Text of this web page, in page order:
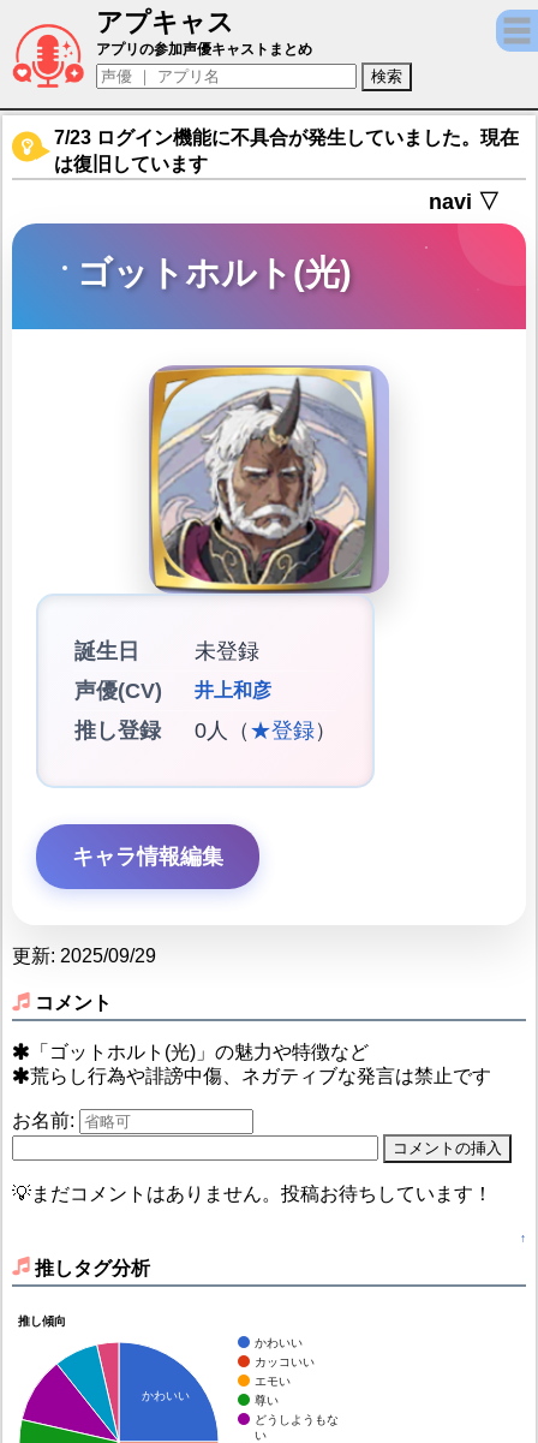
アプキャス
ゴットホルト(光)（声優：井上和彦)【ファ
アプリの参加声優キャストまとめ
7/23 ログイン機能に不具合が発生していました。現在
は復旧しています
navi ▽
ゴットホルト(光)
誕生日
未登録
声優(CV)
井上和彦
推し登録 0人（ ★登録）
キャラ情報編集
更新: 2025/09/29
コメント
「ゴットホルト(光)」の魅力や特徴など
荒らし行為や誹謗中傷、ネガティブな発言は禁止です
お名前:
💡まだコメントはありません。投稿お待ちしています！
↑
推しタグ分析
推し傾向
かわいい
カッコいい
エモい
尊い
どうしようもな
い
かわいい